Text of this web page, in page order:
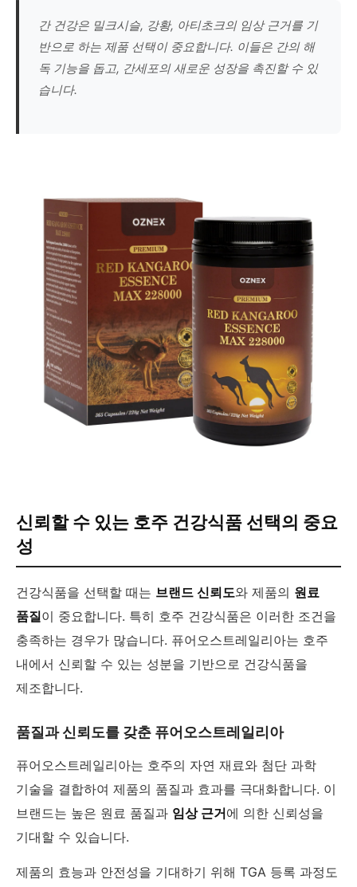
간 건강은 밀크시슬, 강황, 아티초크의 임상 근거를 기
반으로 하는 제품 선택이 중요합니다. 이들은 간의 해
독 기능을 돕고, 간세포의 새로운 성장을 촉진할 수 있
습니다.
신뢰할 수 있는 호주 건강식품 선택의 중요
성
건강식품을 선택할 때는 브랜드 신뢰도와 제품의 원료
품질이 중요합니다. 특히 호주 건강식품은 이러한 조건을
충족하는 경우가 많습니다. 퓨어오스트레일리아는 호주
내에서 신뢰할 수 있는 성분을 기반으로 건강식품을
제조합니다.
품질과 신뢰도를 갖춘 퓨어오스트레일리아
퓨어오스트레일리아는 호주의 자연 재료와 첨단 과학
기술을 결합하여 제품의 품질과 효과를 극대화합니다. 이
브랜드는 높은 원료 품질과 임상 근거에 의한 신뢰성을
기대할 수 있습니다.
제품의 효능과 안전성을 기대하기 위해 TGA 등록 과정도